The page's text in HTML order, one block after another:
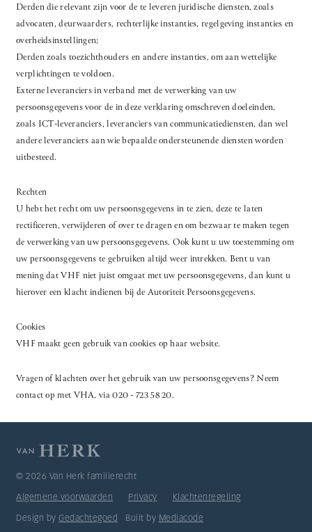
Derden die relevant zijn voor de te leveren juridische diensten, zoals
advocaten, deurwaarders, rechterlijke instanties, regelgeving instanties en
overheidsinstellingen;
Derden zoals toezichthouders en andere instanties, om aan wettelijke
verplichtingen te voldoen.
Externe leveranciers in verband met de verwerking van uw
persoonsgegevens voor de in deze verklaring omschreven doeleinden,
zoals ICT-leveranciers, leveranciers van communicatiediensten, dan wel
andere leveranciers aan wie bepaalde ondersteunende diensten worden
uitbesteed.
Rechten
U hebt het recht om uw persoonsgegevens in te zien, deze te laten
rectificeren, verwijderen of over te dragen en om bezwaar te maken tegen
de verwerking van uw persoonsgegevens. Ook kunt u uw toestemming om
uw persoonsgegevens te gebruiken altijd weer intrekken. Bent u van
mening dat VHF niet juist omgaat met uw persoonsgegevens, dan kunt u
hierover een klacht indienen bij de Autoriteit Persoonsgegevens.
Cookies
VHF maakt geen gebruik van cookies op haar website.
Vragen of klachten over het gebruik van uw persoonsgegevens? Neem
contact op met VHA, via 020 - 723 58 20.
© 2026 Van Herk familierecht
Algemene voorwaarden Privacy Klachtenregeling
Design by Gedachtegoed Built by Mediacode